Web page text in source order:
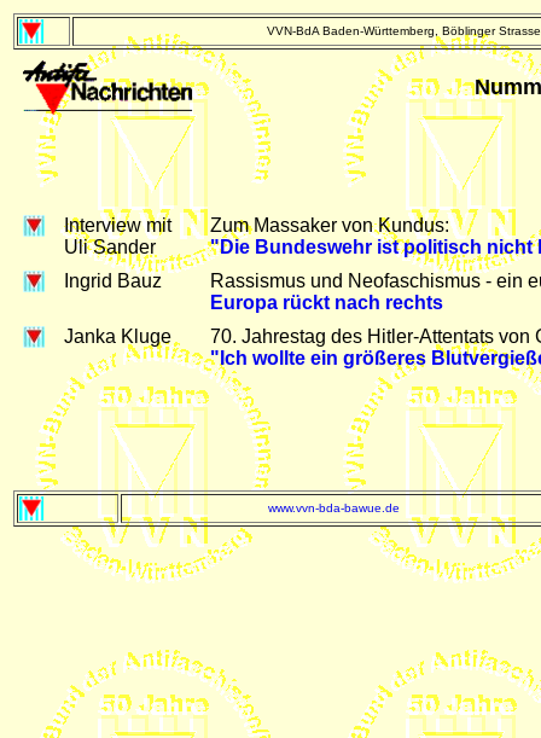
VVN-BdA Baden-Württemberg, Böblinger
Interview mit
Uli Sander
Zum Massaker von Kundus:
"Die Bundeswehr ist politisch nicht
Ingrid Bauz
Rassismus und Neofaschismus - ein
Europa rückt nach rechts
Janka Kluge
70. Jahrestag des Hitler-Attentats von
"Ich wollte ein größeres
www.vvn-bda-bawue.de